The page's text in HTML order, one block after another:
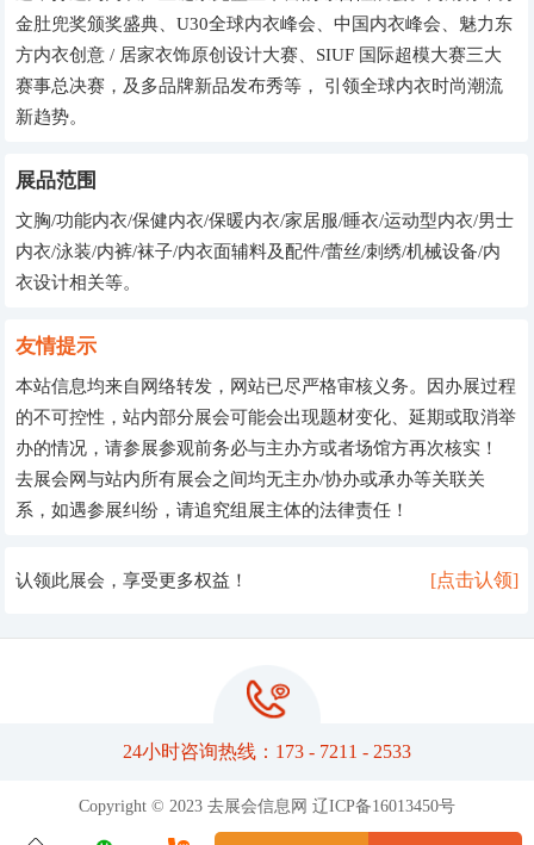
金肚兜奖颁奖盛典、U30全球内衣峰会、中国内衣峰会、魅力东
方内衣创意 / 居家衣饰原创设计大赛、SIUF 国际超模大赛三大
赛事总决赛，及多品牌新品发布秀等， 引领全球内衣时尚潮流
新趋势。
展品范围
文胸/功能内衣/保健内衣/保暖内衣/家居服/睡衣/运动型内衣/男士
内衣/泳装/内裤/袜子/内衣面辅料及配件/蕾丝/刺绣/机械设备/内
衣设计相关等。
友情提示
本站信息均来自网络转发，网站已尽严格审核义务。因办展过程
的不可控性，站内部分展会可能会出现题材变化、延期或取消举
办的情况，请参展参观前务必与主办方或者场馆方再次核实！
去展会网与站内所有展会之间均无主办/协办或承办等关联关
系，如遇参展纠纷，请追究组展主体的法律责任！
认领此展会，享受更多权益！ [点击认领]
24小时咨询热线：173 - 7211 - 2533
Copyright © 2023 去展会信息网 辽ICP备16013450号